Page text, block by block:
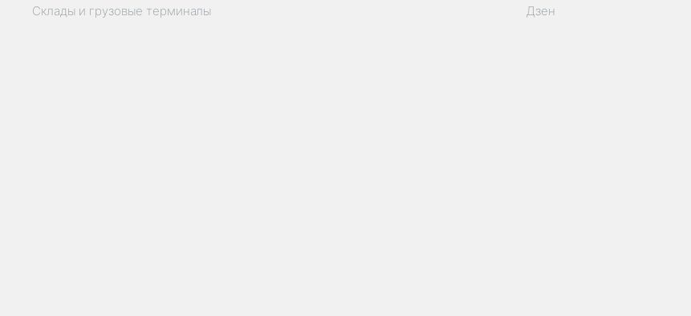
Склады и грузовые терминалы Дзен